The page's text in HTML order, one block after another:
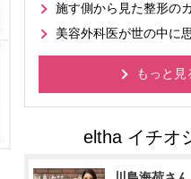
施す側から見た整形の
美容外科医が世の中に
もっと見